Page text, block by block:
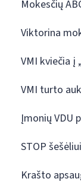
Mokesčių
Viktorina
VMI kviečia į
VMI turto
Įmonių VDU
STOP šešėliui
Krašto